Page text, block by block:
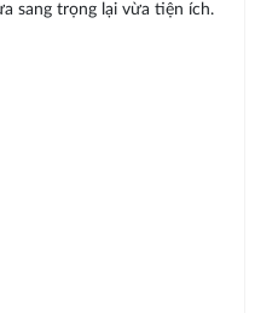
sang trọng lại vừa tiện ích.